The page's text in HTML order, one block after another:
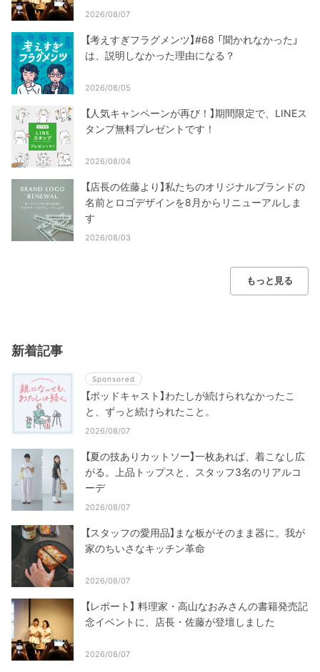
2026/08/07
【考えすぎフラグメンツ】#68 「聞かれなかった」
は、説明しなかった理由になる？
2026/08/05
【人気キャンペーンが再び！】期間限定で、LINEス
タンプ無料プレゼントです！
2026/08/04
【店長の佐藤より】私たちのオリジナルブランドの
名前とロゴデザインを8月からリニューアルしま
す
2026/08/03
もっと見る
新着記事
Sponsored
【ポッドキャスト】わたしが続けられなかったこ
と、ずっと続けられたこと。
2026/08/07
【夏の技ありカットソー】一枚あれば、着こなし広
がる。上品トップスと、スタッフ3名のリアルコ
ーデ
2026/08/07
【スタッフの愛用品】まな板がそのまま器に。我が
家のちいさなキッチン革命
2026/08/07
【レポート】 料理家・高山なおみさんの書籍発売記
念イベントに、店長・佐藤が登壇しました
2026/08/07